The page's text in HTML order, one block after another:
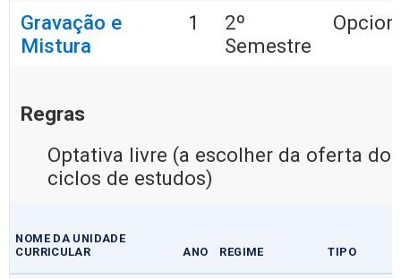
Gravação e
Mistura
1
2º
Semestre
Regras
Optativa livre (a escolher da oferta do
ciclos de estudos)
NOME DA UNIDADE
CURRICULAR
ANO REGIME TIPO